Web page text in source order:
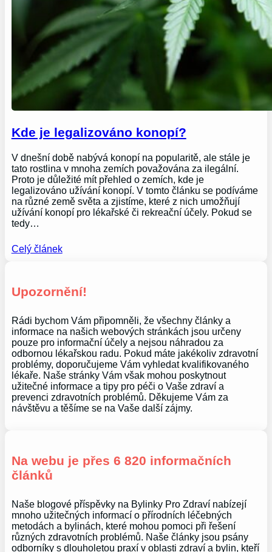
Kde je legalizováno konopí?
V dnešní době nabývá konopí na popularitě, ale stále je
tato rostlina v mnoha zemích považována za ilegální.
Proto je důležité mít přehled o zemích, kde je
legalizováno užívání konopí. V tomto článku se podíváme
na různé země světa a zjistíme, které z nich umožňují
užívání konopí pro lékařské či rekreační účely. Pokud se
tedy…
Celý článek
Upozornění!
Rádi bychom Vám připomněli, že všechny články a
informace na našich webových stránkách jsou určeny
pouze pro informační účely a nejsou náhradou za
odbornou lékařskou radu. Pokud máte jakékoliv zdravotní
problémy, doporučujeme Vám vyhledat kvalifikovaného
lékaře. Naše stránky Vám však mohou poskytnout
užitečné informace a tipy pro péči o Vaše zdraví a
prevenci zdravotních problémů. Děkujeme Vám za
návštěvu a těšíme se na Vaše další zájmy.
Na webu je přes 6 820 informačních
článků
Naše blogové příspěvky na Bylinky Pro Zdraví nabízejí
mnoho užitečných informací o přírodních léčebných
metodách a bylinách, které mohou pomoci při řešení
různých zdravotních problémů. Naše články jsou psány
odborníky s dlouholetou praxí v oblasti zdraví a bylin, kteří